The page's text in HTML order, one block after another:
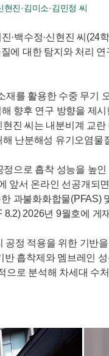
진·김미소·김민정 씨
·백수정·신현진 씨
대한 탐지와 처리
를 활용한 수중 무기
향후 연구 방향을 제
진 씨는 내분비계 교
난분해성 유기오염물
으로 흡착 성능을 높
앞서 온라인 선공개되
과불화화합물
2026년 9월호에 게
정 적용을 위한 기반
흡착제와 멤브레인
로 분석해 차세대 수